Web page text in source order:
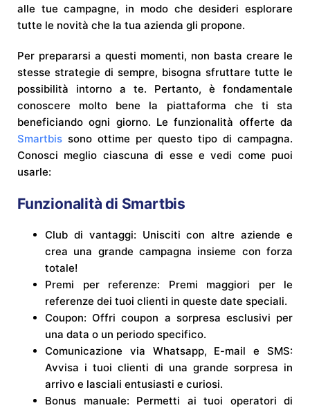
alle tue campagne, in modo che desideri esplorare
tutte le novità che la tua azienda gli propone.
Per prepararsi a questi momenti, non basta creare le
stesse strategie di sempre, bisogna sfruttare tutte le
possibilità intorno a te. Pertanto, è fondamentale
conoscere molto bene la piattaforma che ti sta
beneficiando ogni giorno. Le funzionalità offerte da
Smartbis sono ottime per questo tipo di campagna.
Conosci meglio ciascuna di esse e vedi come puoi
usarle:
Funzionalità di Smartbis
Club di vantaggi: Unisciti con altre aziende e
crea una grande campagna insieme con forza
totale!
Premi per referenze: Premi maggiori per le
referenze dei tuoi clienti in queste date speciali.
Coupon: Offri coupon a sorpresa esclusivi per
una data o un periodo specifico.
Comunicazione via Whatsapp, E-mail e SMS:
Avvisa i tuoi clienti di una grande sorpresa in
arrivo e lasciali entusiasti e curiosi.
Bonus manuale: Permetti ai tuoi operatori di